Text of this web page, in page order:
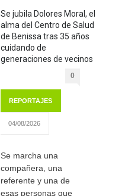
Se jubila Dolores Moral, el
alma del Centro de Salud
de Benissa tras 35 años
cuidando de
generaciones de vecinos
0
REPORTAJES
04/08/2026
Se marcha una
compañera, una
referente y una de
esas personas que